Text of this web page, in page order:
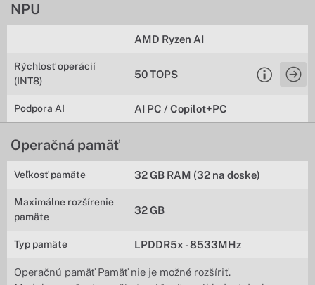
NPU
AMD Ryzen AI
Rýchlosť operácií
(INT8)
50 TOPS
Podpora AI AI PC / Copilot+PC
Operačná pamäť
Veľkosť pamäte 32 GB RAM (32 na doske)
Maximálne rozšírenie
pamäte
32 GB
Typ pamäte LPDDR5x - 8533MHz
Operačnú pamäť Pamäť nie je možné rozšíriť.